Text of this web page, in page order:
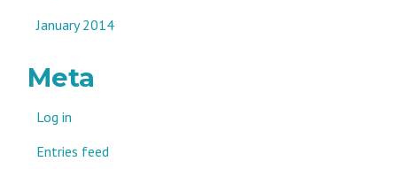
January 2014
Meta
Log in
Entries feed